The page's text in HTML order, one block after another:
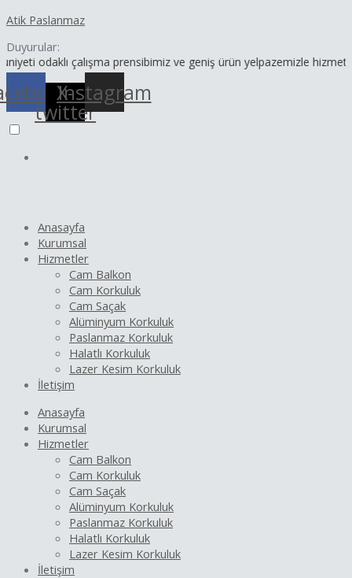
atla
Atik Paslanmaz
Duyurular:
odaklı çalışma prensibimiz ve geniş ürün yelpazemizle
X-
twitter
Instagram
Anasayfa
Kurumsal
Hizmetler
Cam Balkon
Cam Korkuluk
Cam Saçak
Alüminyum Korkuluk
Paslanmaz Korkuluk
Halatlı Korkuluk
Lazer Kesim Korkuluk
İletişim
Anasayfa
Kurumsal
Hizmetler
Cam Balkon
Cam Korkuluk
Cam Saçak
Alüminyum Korkuluk
Paslanmaz Korkuluk
Halatlı Korkuluk
Lazer Kesim Korkuluk
İletişim
dolaşımı